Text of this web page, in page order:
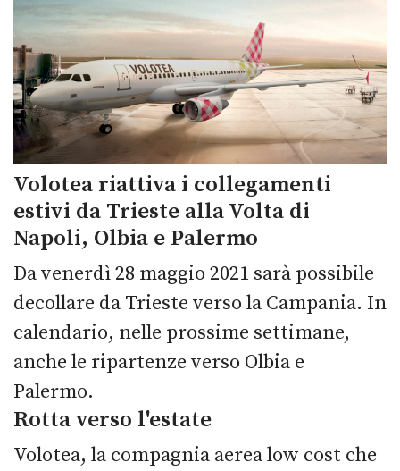
Volotea riattiva i collegamenti
estivi da Trieste alla Volta di
Napoli, Olbia e Palermo
Da venerdì 28 maggio 2021 sarà possibile
decollare da Trieste verso la Campania. In
calendario, nelle prossime settimane,
anche le ripartenze verso Olbia e
Palermo.
Rotta verso l'estate
Volotea, la compagnia aerea low cost che